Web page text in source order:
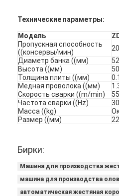
Технические параметры:
Модель
Пропускная способность
((консервы/мин)
Диаметр банка ((мм)
Высота ((мм)
Толщина плиты ((мм)
Медная проволока ((мм)
Скорость сварки ((m/min)
55
Частота сварки ((Hz)
Масса ((kg)
Размер ((мм)
Бирки:
Машина для производства
машина для производства
автоматическая жестяная